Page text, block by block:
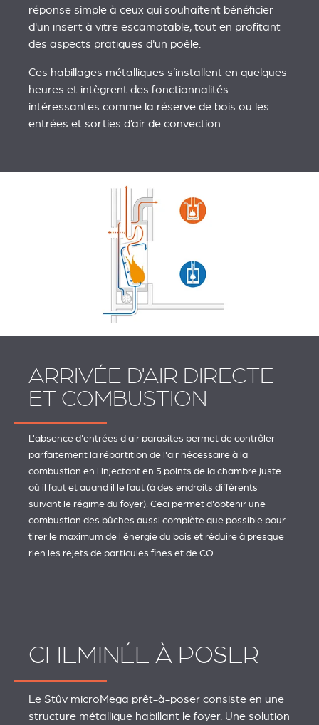
réponse simple à ceux qui souhaitent bénéficier
d'un insert à vitre escamotable, tout en profitant
des aspects pratiques d'un poêle.
Ces habillages métalliques s’installent en quelques
heures et intègrent des fonctionnalités
intéressantes comme la réserve de bois ou les
entrées et sorties d’air de convection.
ARRIVÉE D'AIR DIRECTE
ET COMBUSTION
L'absence d'entrées d'air parasites permet de contrôler
parfaitement la répartition de l'air nécessaire à la
combustion en l'injectant en 5 points de la chambre juste
où il faut et quand il le faut (à des endroits différents
suivant le régime du foyer). Ceci permet d'obtenir une
combustion des bûches aussi complète que possible pour
tirer le maximum de l'énergie du bois et réduire à presque
rien les rejets de particules fines et de CO.
CHEMINÉE À POSER
Le Stûv microMega prêt-à-poser consiste en une
structure métallique habillant le foyer. Une solution